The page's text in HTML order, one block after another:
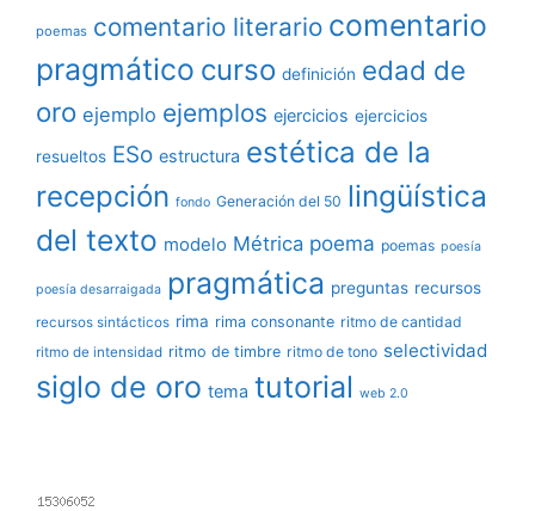
poemas comentario literario comentario
pragmático curso definición edad de
oro ejemplo ejemplos ejercicios ejercicios
resueltos ESo estructura estética de la
recepción fondo Generación del 50 lingüística
del texto modelo Métrica poema poemas poesía
poesía desarraigada pragmática preguntas recursos
recursos sintácticos rima rima consonante ritmo de cantidad
ritmo de intensidad ritmo de timbre ritmo de tono selectividad
siglo de oro tema tutorial web 2.0